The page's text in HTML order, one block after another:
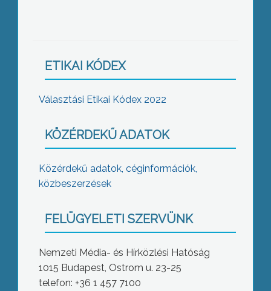
ETIKAI KÓDEX
Választási Etikai Kódex 2022
KÖZÉRDEKŰ ADATOK
Közérdekű adatok, céginformációk,
közbeszerzések
FELÜGYELETI SZERVÜNK
Nemzeti Média- és Hírközlési Hatóság
1015 Budapest, Ostrom u. 23-25
telefon: +36 1 457 7100